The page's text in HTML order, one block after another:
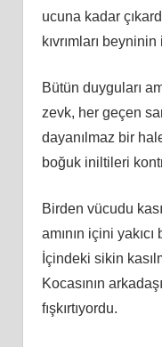
ucuna kadar
kıvrımları
Bütün duyguları
zevk, her geçen
dayanılmaz bir
boğuk iniltileri
Birden vücudu
amının içini
İçindeki sikin
Kocasının
fışkırtıyordu.